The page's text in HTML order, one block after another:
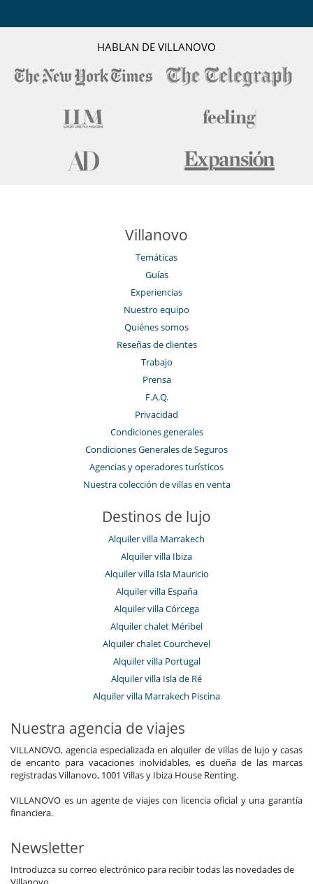
HABLAN DE VILLANOVO
Villanovo
Temáticas
Guías
Experiencias
Nuestro equipo
Quiénes somos
Reseñas de clientes
Trabajo
Prensa
F.A.Q.
Privacidad
Condiciones generales
Condiciones Generales de Seguros
Agencias y operadores turísticos
Nuestra colección de villas en venta
Destinos de lujo
Alquiler villa Marrakech
Alquiler villa Ibiza
Alquiler villa Isla Mauricio
Alquiler villa España
Alquiler villa Córcega
Alquiler chalet Méribel
Alquiler chalet Courchevel
Alquiler villa Portugal
Alquiler villa Isla de Ré
Alquiler villa Marrakech Piscina
Nuestra agencia de viajes
VILLANOVO, agencia especializada en alquiler de villas de lujo y casas
de encanto para vacaciones inolvidables, es dueña de las marcas
registradas Villanovo, 1001 Villas y Ibiza House Renting.
VILLANOVO es un agente de viajes con licencia oficial y una garantía
financiera.
Newsletter
Introduzca su correo electrónico para recibir todas las novedades de